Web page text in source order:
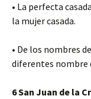
• La perfecta
la mujer casada.
• De los nombres
diferentes nombre
6 San Juan de la